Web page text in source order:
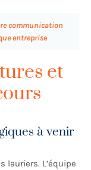
communication
entreprise
et
à venir
lauriers. L’équipe